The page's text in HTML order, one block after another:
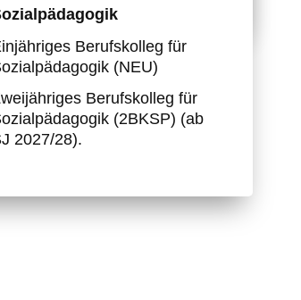
und Studienwahl
Berufskolleg für
(NEU)
Berufskolleg für
(2BKSP) (ab
2027/28).